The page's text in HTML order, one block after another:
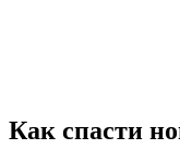
Как спасти